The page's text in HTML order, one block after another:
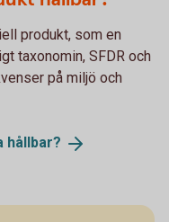
produkt, som en
taxonomin, SFDR och
på miljö och
hållbar?